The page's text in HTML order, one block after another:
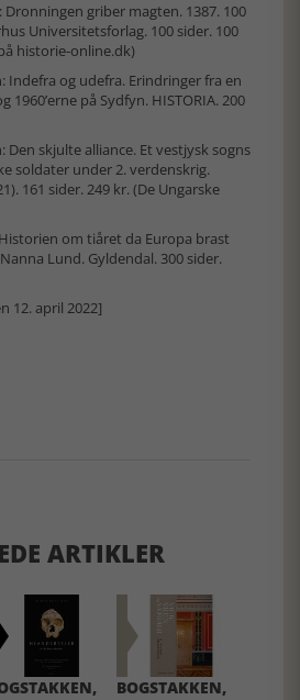
Dronningen griber magten. 1387. 100
Universitetsforlag. 100 sider. 100
historie-online.dk)
Indefra og udefra. Erindringer fra en
1960’erne på Sydfyn. HISTORIA. 200
Den skjulte alliance. Et vestjysk sogns
soldater under 2. verdenskrig.
161 sider. 249 kr. (De Ungarske
om tiåret da Europa brast
Lund. Gyldendal. 300 sider.
12. april 2022]
ARTIKLER
BOGSTAKKEN,